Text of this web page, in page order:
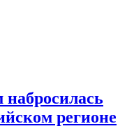
регионе